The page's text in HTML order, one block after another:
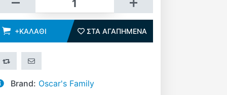
+ΚΑΛΆΘΙ
ΣΤΑ ΑΓΑΠΗΜΈΝΑ
ΣΤΑ ΑΓΑΠΗΜΈΝΑ
+ΣΎΓΚΡΙΣΗΣΤΕΊΛΤΕ ΤΟ ΣΕ ΈΝΑ ΦΊΛΟ
Brand: Oscar's Family